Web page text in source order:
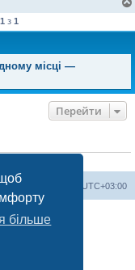
більше
1 з 1
місці —
Перейти
UTC+03:00
Limited